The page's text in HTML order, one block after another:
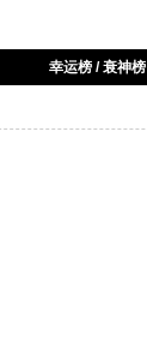
幸运榜 / 衰神榜